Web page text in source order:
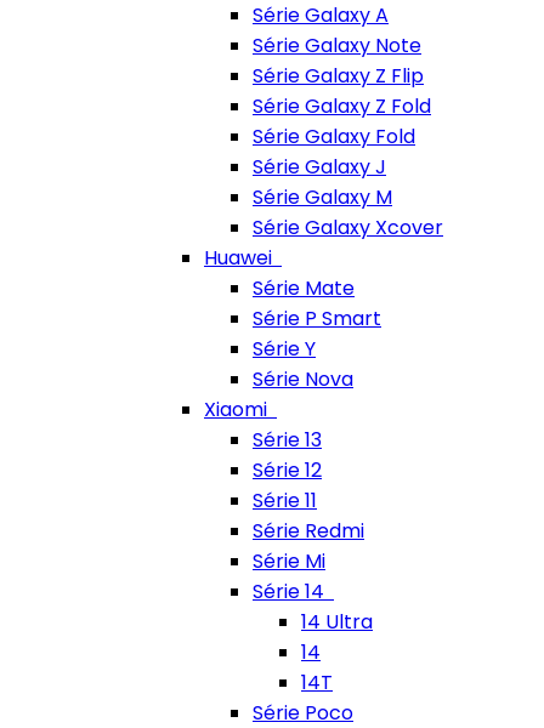
Série Galaxy A
Série Galaxy Note
Série Galaxy Z Flip
Série Galaxy Z Fold
Série Galaxy Fold
Série Galaxy J
Série Galaxy M
Série Galaxy Xcover
Huawei
Série Mate
Série P Smart
Série Y
Série Nova
Xiaomi
Série 13
Série 12
Série 11
Série Redmi
Série Mi
Série 14
14 Ultra
14
14T
Série Poco